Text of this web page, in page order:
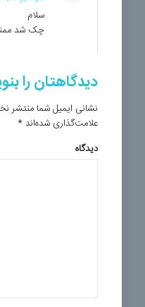
سلام
چک شد
دیدگاهتان را
نشانی ایمیل شما منتشر
علامت‌گذاری شده‌اند*
دیدگاه